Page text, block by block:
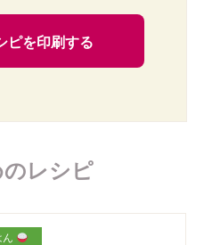
ピを印刷する
レシピ
ん